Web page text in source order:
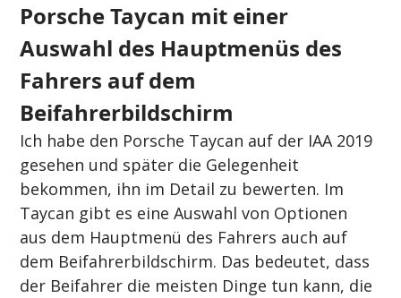
Porsche Taycan mit einer
Auswahl des Hauptmenüs des
Fahrers auf dem
Beifahrerbildschirm
Ich habe den Porsche Taycan auf der IAA 2019
gesehen und später die Gelegenheit
bekommen, ihn im Detail zu bewerten. Im
Taycan gibt es eine Auswahl von Optionen
aus dem Hauptmenü des Fahrers auch auf
dem Beifahrerbildschirm. Das bedeutet, dass
der Beifahrer die meisten Dinge tun kann, die